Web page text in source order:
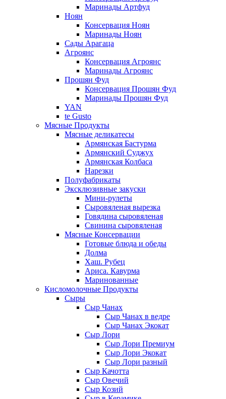
Маринады Артфуд
Ноян
Консервация Ноян
Маринады Ноян
Сады Арагаца
Агроянс
Консервация Агроянс
Маринады Агроянс
Прошян Фуд
Консервация Прошян Фуд
Маринады Прошян Фуд
YAN
te Gusto
Мясные Продукты
Мясные деликатесы
Армянская Бастурма
Армянский Суджух
Армянская Колбаса
Нарезки
Полуфабрикаты
Эксклюзивные закуски
Мини-рулеты
Сыровяленая вырезка
Говядина сыровяленая
Свинина сыровяленая
Мясные Консервации
Готовые блюда и обеды
Долма
Хаш. Рубец
Ариса. Кавурма
Маринованные
Кисломолочные Продукты
Сыры
Сыр Чанах
Сыр Чанах в ведре
Сыр Чанах Экокат
Сыр Лори
Сыр Лори Премиум
Сыр Лори Экокат
Сыр Лори разный
Сыр Качотта
Сыр Овечий
Сыр Козий